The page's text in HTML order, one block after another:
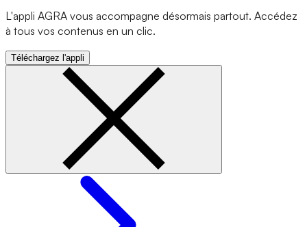
L'appli AGRA vous accompagne désormais partout. Accédez
à tous vos contenus en un clic.
Téléchargez l'appli